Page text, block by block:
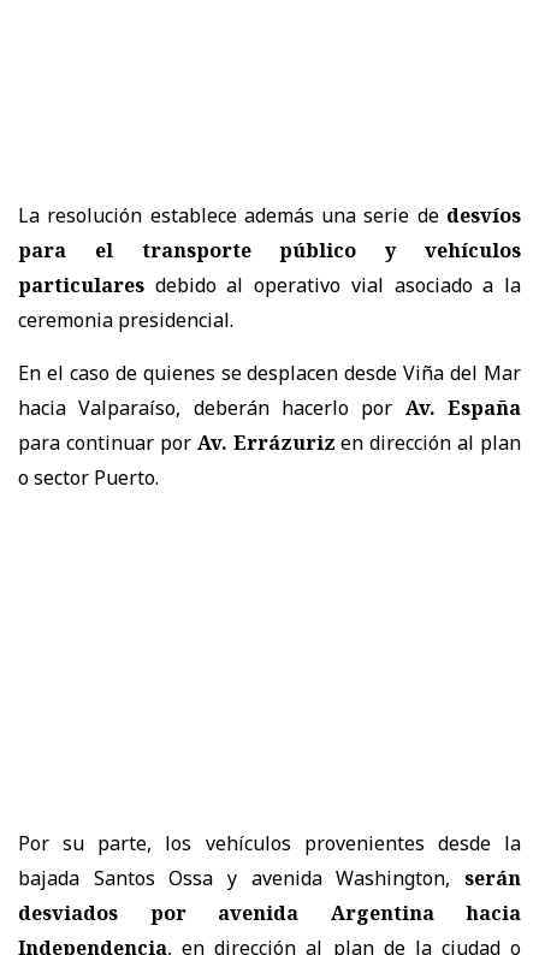
La resolución establece además una serie de desvíos
para el transporte público y vehículos
particulares debido al operativo vial asociado a la
ceremonia presidencial.
En el caso de quienes se desplacen desde Viña del Mar
hacia Valparaíso, deberán hacerlo por Av. España
para continuar por Av. Errázuriz en dirección al plan
o sector Puerto.
Por su parte, los vehículos provenientes desde la
bajada Santos Ossa y avenida Washington, serán
desviados por avenida Argentina hacia
Independencia, en dirección al plan de la ciudad o